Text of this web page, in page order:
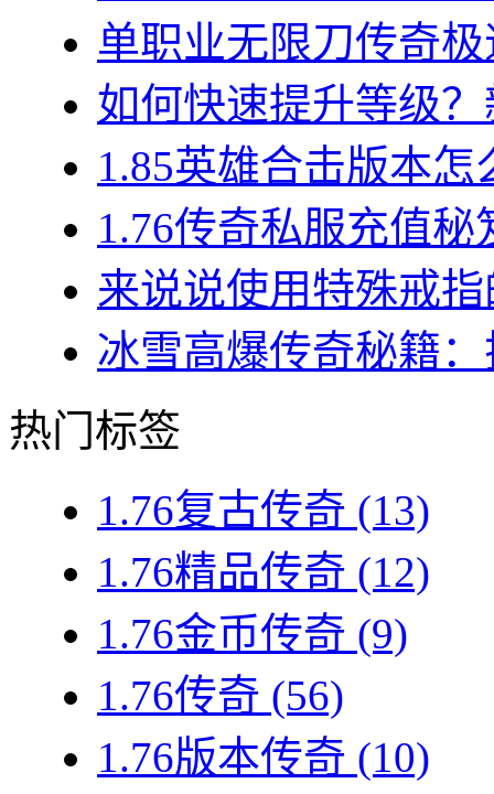
单职业无限刀传奇
如何快速提升等级
1.85英雄合击版本
1.76传奇私服充值
来说说使用特殊戒
冰雪高爆传奇秘籍
热门标签
1.76复古传奇 (13)
1.76精品传奇 (12)
1.76金币传奇 (9)
1.76传奇 (56)
1.76版本传奇 (10)